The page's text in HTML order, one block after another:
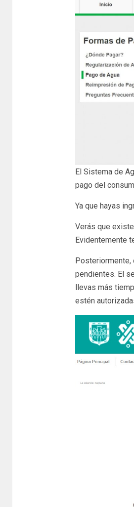
El Sistema de
pago del
Ya que hayas
Verás que
Evidentemente
Posteriormente,
pendientes. El
llevas más
estén